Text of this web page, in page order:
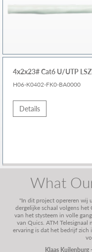
4x2x23# Cat6 U/UTP
H06-K0402-FK0-BA0000
Details
What
"In dit project opereren wij
dergelijke schaal volgens het
van het stysteem in volle
van Quics. ATM
ervaring is dat het bedrijf
Klaas Kuilenburg